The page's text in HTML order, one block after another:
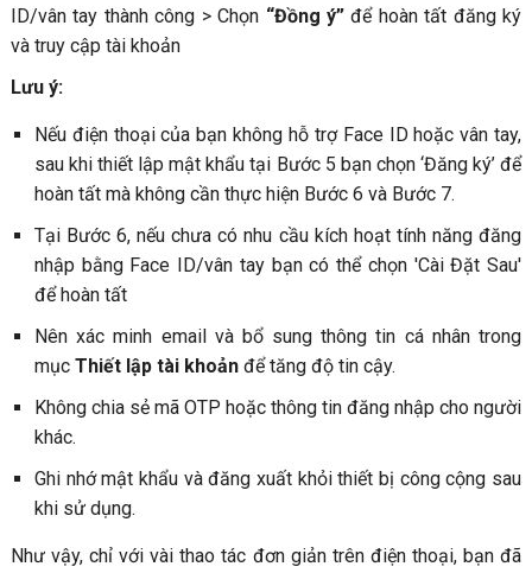
ID/vân tay thành công > Chọn “Đồng ý”để hoàn tất đăng ký
và truy cập tài khoản
Lưu ý:
Nếu điện thoại của bạn không hỗ trợ Face ID hoặc vân tay,
sau khi thiết lập mật khẩu tại Bước 5 bạn chọn ‘Đăng ký’ để
hoàn tất mà không cần thực hiện Bước 6 và Bước 7.
Tại Bước 6, nếu chưa có nhu cầu kích hoạt tính năng đăng
nhập bằng Face ID/vân tay bạn có thể chọn 'Cài Đặt Sau'
để hoàn tất
Nên xác minh email và bổ sung thông tin cá nhân trong
mục Thiết lập tài khoảnđể tăng độ tin cậy.
Không chia sẻ mã OTP hoặc thông tin đăng nhập cho người
khác.
Ghi nhớ mật khẩu và đăng xuất khỏi thiết bị công cộng sau
khi sử dụng.
Như vậy, chỉ với vài thao tác đơn giản trên điện thoại, bạn đã